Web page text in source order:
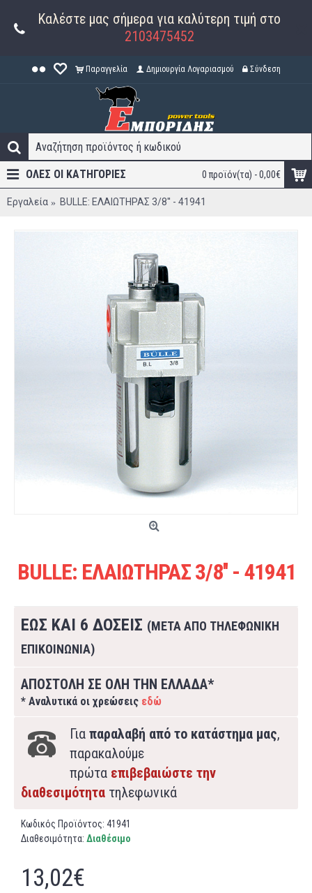
Καλέστε μας σήμερα για καλύτερη τιμή στο
2103475452
Παραγγελία Δημιουργία Λογαριασμού Σύνδεση
0 προϊόν(τα) - 0,00€
ΟΛΕΣ ΟΙ ΚΑΤΗΓΟΡΊΕΣ
Εργαλεία BULLE: ΕΛΑΙΩΤΗΡΑΣ 3/8'' - 41941
BULLE: ΕΛΑΙΩΤΗΡΑΣ 3/8'' - 41941
ΕΩΣ ΚΑΙ 6 ΔΟΣΕΙΣ (ΜΕΤΑ ΑΠΟ ΤΗΛΕΦΩΝΙΚΗ
ΕΠΙΚΟΙΝΩΝΙΑ)
ΑΠΟΣΤΟΛΗ ΣΕ ΟΛΗ ΤΗΝ ΕΛΛΑΔΑ*
* Αναλυτικά οι χρεώσεις εδώ
Για παραλαβή από το κατάστημα μας,
παρακαλούμε
πρώτα επιβεβαιώστε την
διαθεσιμότητα τηλεφωνικά
Κωδικός Προϊόντος: 41941
Διαθεσιμότητα: Διαθέσιμο
13,02€